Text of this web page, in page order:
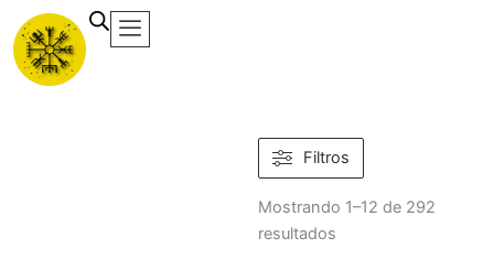
contenido
Filtros
Mostrando 1–12 de 292
resultados
Ordenado
por
últimos